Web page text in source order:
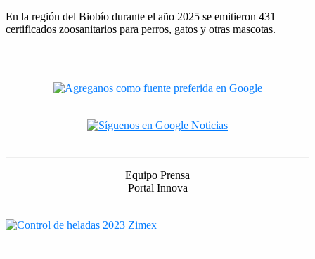
En la región del Biobío durante el año 2025 se emitieron 431
certificados zoosanitarios para perros, gatos y otras mascotas.
Equipo Prensa
Portal Innova